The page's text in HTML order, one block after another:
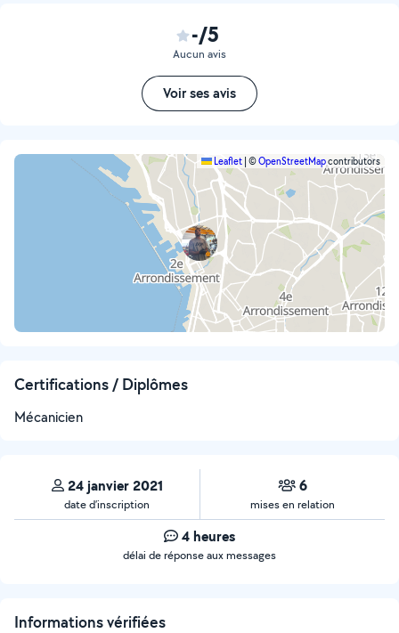
-/5
Aucun avis
Voir ses avis
Leaflet ©OpenStreetMapcontributors
Certifications / Diplômes
Mécanicien
24 janvier 2021
date d’inscription
6
mises en relation
4 heures
délai de réponse aux messages
Informations vérifiées